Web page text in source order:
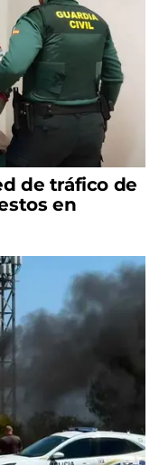
de tráfico de
en